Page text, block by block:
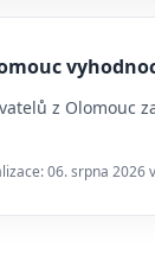
z Olomouc
06. srpna 2026